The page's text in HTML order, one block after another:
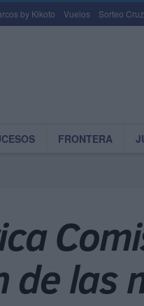
by Kikoto Vuelos Sorteo
FRONTERA
de las